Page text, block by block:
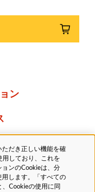
ン
て
だき正しい機能を確
用しており、これを
ンのCookieは、分
します。「すべての
Cookieの使用に同